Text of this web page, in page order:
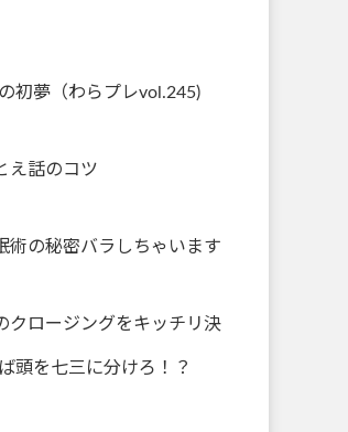
初夢（わらプレvol.245)
話のコツ
の秘密バラしちゃいます
ロージングをキッチリ決
頭を七三に分けろ！？